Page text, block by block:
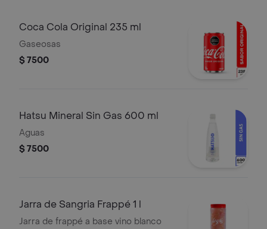
Coca Cola Original 235 ml
Gaseosas
$ 7500
Hatsu Mineral Sin Gas 600 ml
Aguas
$ 7500
Jarra de Sangria Frappé 1 l
Jarra de frappé a base vino blanco